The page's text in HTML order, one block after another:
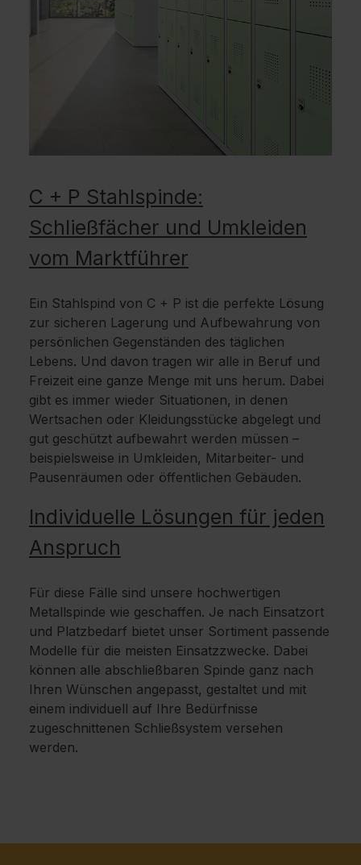
C + P Stahlspinde:
Schließfächer und Umkleiden
vom Marktführer
Ein Stahlspind von C + P ist die perfekte Lösung
zur sicheren Lagerung und Aufbewahrung von
persönlichen Gegenständen des täglichen
Lebens. Und davon tragen wir alle in Beruf und
Freizeit eine ganze Menge mit uns herum. Dabei
gibt es immer wieder Situationen, in denen
Wertsachen oder Kleidungsstücke abgelegt und
gut geschützt aufbewahrt werden müssen –
beispielsweise in Umkleiden, Mitarbeiter- und
Pausenräumen oder öffentlichen Gebäuden.
Individuelle Lösungen für jeden
Anspruch
Für diese Fälle sind unsere hochwertigen
Metallspinde wie geschaffen. Je nach Einsatzort
und Platzbedarf bietet unser Sortiment passende
Modelle für die meisten Einsatzzwecke. Dabei
können alle abschließbaren Spinde ganz nach
Ihren Wünschen angepasst, gestaltet und mit
einem individuell auf Ihre Bedürfnisse
zugeschnittenen Schließsystem versehen
werden.